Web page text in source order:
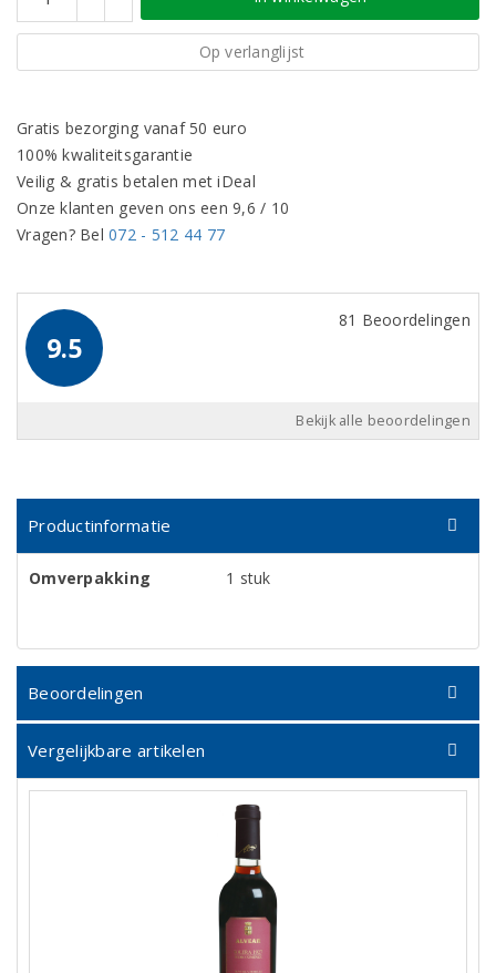
Op verlanglijst
Gratis bezorging vanaf 50 euro
100% kwaliteitsgarantie
Veilig & gratis betalen met iDeal
Onze klanten geven ons een 9,6 / 10
Vragen? Bel072 - 512 44 77
9.5
81 Beoordelingen
Bekijk alle beoordelingen
Productinformatie
Omverpakking 1 stuk
Beoordelingen
Vergelijkbare artikelen